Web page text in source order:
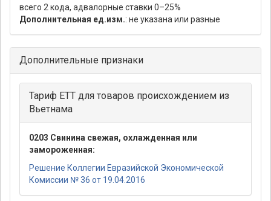
всего 2 кода, адвалорные ставки 0–25%
Дополнительная ед.изм.: не указана или разные
Дополнительные признаки
Тариф ЕТТ для товаров происхождением из
Вьетнама
0203 Свинина свежая, охлажденная или
замороженная:
Решение Коллегии Евразийской Экономической
Комиссии № 36 от 19.04.2016